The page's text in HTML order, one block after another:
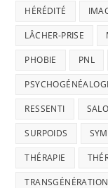
HÉRÉDITÉ
LÂCHER-PRISE
PHOBIE PNL
RESSENTI
SURPOIDS
THÉRAPIE